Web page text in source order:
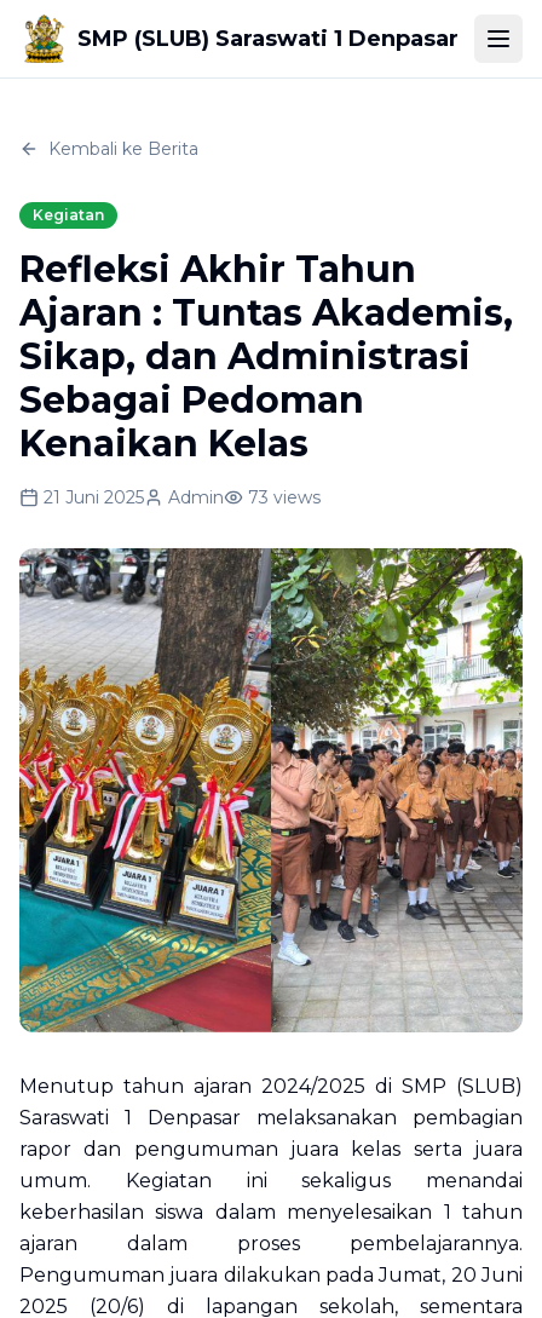
SMP (SLUB) Saraswati 1 Denpasar
Kembali ke Berita
Kegiatan
Refleksi Akhir Tahun
Ajaran : Tuntas Akademis,
Sikap, dan Administrasi
Sebagai Pedoman
Kenaikan Kelas
21 Juni 2025 Admin 73 views
Menutup tahun ajaran 2024/2025 di SMP (SLUB)
Saraswati 1 Denpasar melaksanakan pembagian
rapor dan pengumuman juara kelas serta juara
umum. Kegiatan ini sekaligus menandai
keberhasilan siswa dalam menyelesaikan 1 tahun
ajaran dalam proses pembelajarannya.
Pengumuman juara dilakukan pada Jumat, 20 Juni
2025 (20/6) di lapangan sekolah, sementara